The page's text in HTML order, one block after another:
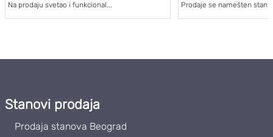
Na prodaju svetao i funkcional...
Prodaje se namešten stan
Stanovi prodaja
Prodaja stanova Beograd